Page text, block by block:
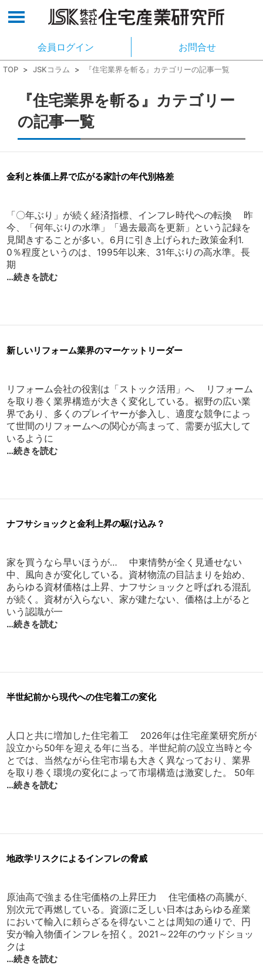
会員ログイン お問合せ
TOP > JSKコラム > 『住宅業界を斬る』カテゴリーの記事一覧
『住宅業界を斬る』カテゴリー
の記事一覧
金利と株価上昇で広がる家計の年代別格差
「〇年ぶり」が続く経済指標、インフレ時代への転換 昨
今、「何年ぶりの水準」「過去最高を更新」という記録を
見聞きすることが多い。6月に引き上げられた政策金利1.
0％程度というのは、1995年以来、31年ぶりの高水準。長
期
…続きを読む
新しいリフォーム業界のマーケットリーダー
リフォーム会社の役割は「ストック活用」へ リフォーム
を取り巻く業界構造が大きく変化している。裾野の広い業
界であり、多くのプレイヤーが参入し、適度な競争によっ
て世間のリフォームへの関心が高まって、需要が拡大して
いるように
…続きを読む
ナフサショックと金利上昇の駆け込み？
家を買うなら早いほうが… 中東情勢が全く見通せない
中、風向きが変化している。資材物流の目詰まりを始め、
あらゆる資材価格は上昇、ナフサショックと呼ばれる混乱
が続く。資材が入らない、家が建たない、価格は上がると
いう認識が一
…続きを読む
半世紀前から現代への住宅着工の変化
人口と共に増加した住宅着工 2026年は住宅産業研究所が
設立から50年を迎える年に当る。半世紀前の設立当時と今
とでは、当然ながら住宅市場も大きく異なっており、業界
を取り巻く環境の変化によって市場構造は激変した。 50年
…続きを読む
地政学リスクによるインフレの脅威
原油高で強まる住宅価格の上昇圧力 住宅価格の高騰が、
別次元で再燃している。資源に乏しい日本はあらゆる産業
において輸入に頼らざるを得ないことは周知の通りで、円
安が輸入物価インフレを招く。2021～22年のウッドショッ
クは
…続きを読む